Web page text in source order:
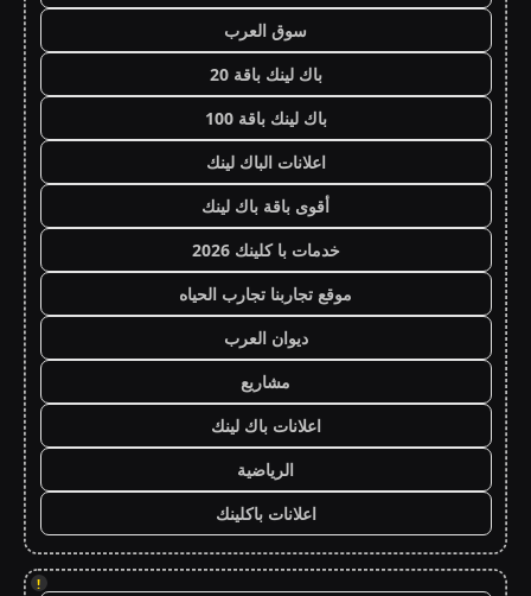
سوق العرب
باك لينك باقة 20
باك لينك باقة 100
اعلانات الباك لينك
أقوى باقة باك لينك
خدمات با كلينك 2026
موقع تجاربنا تجارب الحياه
ديوان العرب
مشاريع
اعلانات باك لينك
الرياضية
اعلانات باكلينك
!